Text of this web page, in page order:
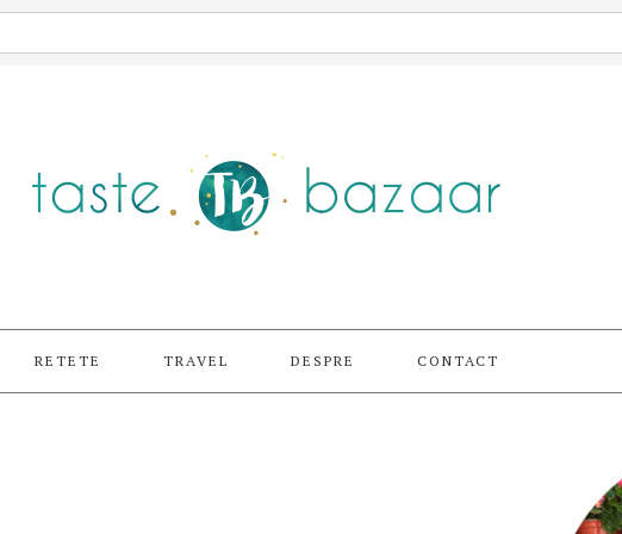
RETETE TRAVEL DESPRE CONTACT